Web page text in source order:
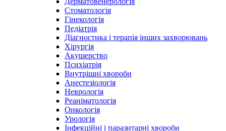
Стоматологія
Гінекологія
Педіатрія
Діагностика і терапія інших захворювань
Хірургія
Акушерство
Психіатрія
Внутрішні хвороби
Анестезіологія
Неврологія
Реаніматологія
Онкологія
Урологія
Інфекційні і паразитарні хвороби